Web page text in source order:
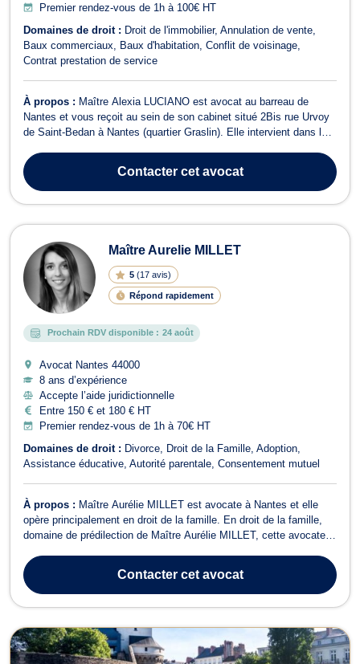
Premier rendez-vous de 1h à 100€ HT
Domaines de droit : Droit de l'immobilier Annulation de vente
Baux commerciaux
Baux d'habitation Conflit de voisinage
Contrat prestation de service
À propos : Maître Alexia LUCIANO est avocat au barreau de
Nantes et vous reçoit au sein de son cabinet situé 2Bis rue Urvoy
de Saint-Bedan à Nantes (quartier Graslin). Elle intervient dans la
tant en conseil (rédaction de contrats, négociations, règlement
amiable des...
Contactercet avocat
Maître Aurelie MILLET
5 (17 avis)
Répond rapidement
Prochain RDV disponible : 24 août
Avocat Nantes 44000
8 ans d’expérience
Accepte l’aide juridictionnelle
Entre 150 € et 180 € HT
Premier rendez-vous de 1h à 70€ HT
Domaines de droit : Divorce Droit de la Famille Adoption
Assistance éducative Autorité parentale Consentement mutuel
À propos : Maître Aurélie MILLET est avocate à Nantes et elle
opère principalement en droit de la famille. En droit de la famille,
domaine de prédilection de Maître Aurélie MILLET, cette avocate
encore de liquidation du régime matrimonial. Cette avocate prend
égaleme...
Contactercet avocat